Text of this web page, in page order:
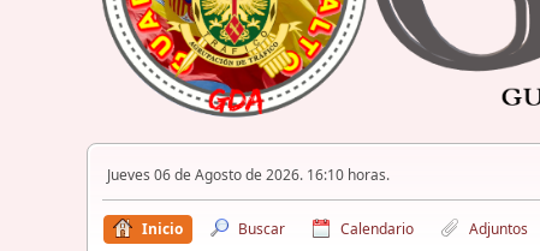
Jueves 06 de Agosto de 2026. 16:10 horas.
Inicio Buscar Calendario Adjuntos